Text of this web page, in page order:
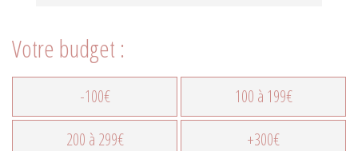
Votre budget :
-100€
100 à 199€
200 à 299€
+300€